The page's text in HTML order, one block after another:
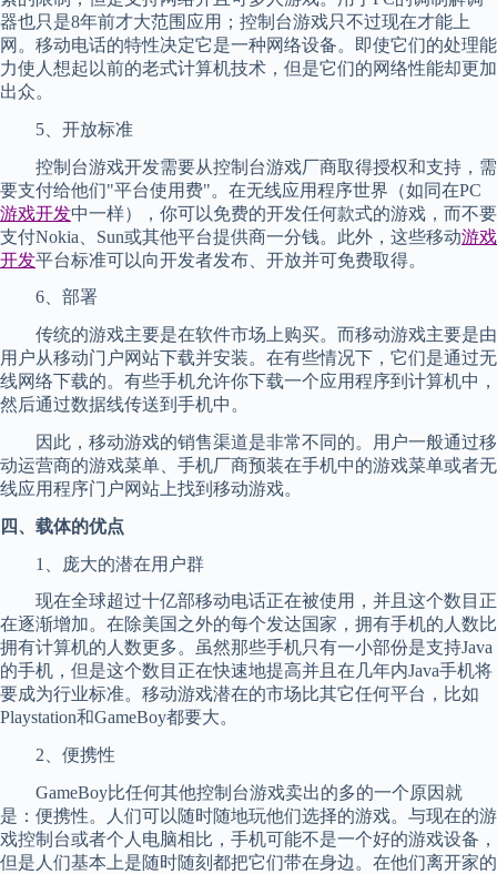
器也只是8年前才大范围应用；控制台游戏只不过现在才能上
网。移动电话的特性决定它是一种网络设备。即使它们的处理能
力使人想起以前的老式计算机技术，但是它们的网络性能却更加
出众。
5、开放标准
控制台游戏开发需要从控制台游戏厂商取得授权和支持，需
要支付给他们"平台使用费"。在无线应用程序世界（如同在PC
游戏开发中一样），你可以免费的开发任何款式的游戏，而不要
支付Nokia、Sun或其他平台提供商一分钱。此外，这些移动游戏
开发平台标准可以向开发者发布、开放并可免费取得。
6、部署
传统的游戏主要是在软件市场上购买。而移动游戏主要是由
用户从移动门户网站下载并安装。在有些情况下，它们是通过无
线网络下载的。有些手机允许你下载一个应用程序到计算机中，
然后通过数据线传送到手机中。
因此，移动游戏的销售渠道是非常不同的。用户一般通过移
动运营商的游戏菜单、手机厂商预装在手机中的游戏菜单或者无
线应用程序门户网站上找到移动游戏。
四、载体的优点
1、庞大的潜在用户群
现在全球超过十亿部移动电话正在被使用，并且这个数目正
在逐渐增加。在除美国之外的每个发达国家，拥有手机的人数比
拥有计算机的人数更多。虽然那些手机只有一小部份是支持Java
的手机，但是这个数目正在快速地提高并且在几年内Java手机将
要成为行业标准。移动游戏潜在的市场比其它任何平台，比如
Playstation和GameBoy都要大。
2、便携性
GameBoy比任何其他控制台游戏卖出的多的一个原因就
是：便携性。人们可以随时随地玩他们选择的游戏。与现在的游
戏控制台或者个人电脑相比，手机可能不是一个好的游戏设备，
但是人们基本上是随时随刻都把它们带在身边。在他们离开家的